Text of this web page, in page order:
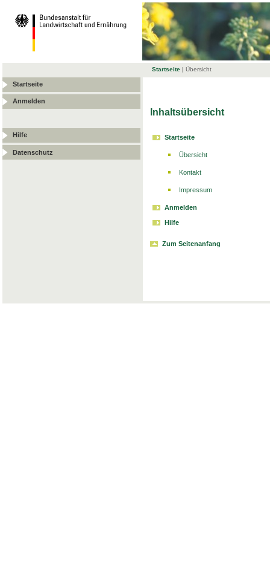
Startseite | Übersicht
Startseite
Anmelden
Hilfe
Datenschutz
Inhaltsübersicht
Startseite
Übersicht
Kontakt
Impressum
Anmelden
Hilfe
Zum Seitenanfang